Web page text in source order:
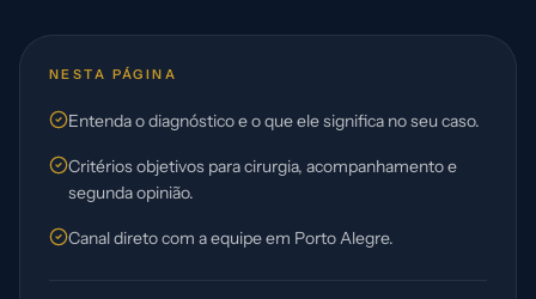
NESTA PÁGINA
Entenda o diagnóstico e o que ele significa no seu caso.
Critérios objetivos para cirurgia, acompanhamento e
segunda opinião.
Canal direto com a equipe em Porto Alegre.